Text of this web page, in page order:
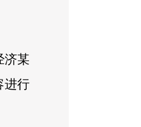
济某
进行